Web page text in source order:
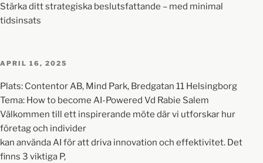
Stärka ditt strategiska beslutsfattande – med minimal
tidsinsats
APRIL 16, 2025
Plats: Contentor AB, Mind Park, Bredgatan 11 Helsingborg
Tema: How to become AI-Powered Vd Rabie Salem
Välkommen till ett inspirerande möte där vi utforskar hur
företag och individer
kan använda AI för att driva innovation och effektivitet. Det
finns 3 viktiga P,